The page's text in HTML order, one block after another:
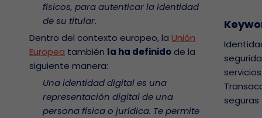
físicos, para autenticar la identidad
de su titular.
Dentro del contexto europeo, la Unión
Europea también la ha definidode la
siguiente manera:
Una identidad digital es una
representación digital de una
persona física o jurídica. Te permite
seguras